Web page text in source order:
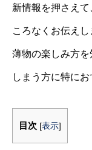
新情報を押さえ
ころなくお伝えし
薄物の楽しみ方
しまう方に特にお
目次 [表示]